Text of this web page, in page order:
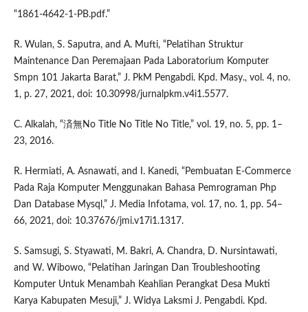
“1861-4642-1-PB.pdf.”
R. Wulan, S. Saputra, and A. Mufti, “Pelatihan Struktur
Maintenance Dan Peremajaan Pada Laboratorium Komputer
Smpn 101 Jakarta Barat,” J. PkM Pengabdi. Kpd. Masy., vol. 4, no.
1, p. 27, 2021, doi: 10.30998/jurnalpkm.v4i1.5577.
C. Alkalah, “済無No Title No Title No Title,” vol. 19, no. 5, pp. 1–
23, 2016.
R. Hermiati, A. Asnawati, and I. Kanedi, “Pembuatan E-Commerce
Pada Raja Komputer Menggunakan Bahasa Pemrograman Php
Dan Database Mysql,” J. Media Infotama, vol. 17, no. 1, pp. 54–
66, 2021, doi: 10.37676/jmi.v17i1.1317.
S. Samsugi, S. Styawati, M. Bakri, A. Chandra, D. Nursintawati,
and W. Wibowo, “Pelatihan Jaringan Dan Troubleshooting
Komputer Untuk Menambah Keahlian Perangkat Desa Mukti
Karya Kabupaten Mesuji,” J. Widya Laksmi J. Pengabdi. Kpd.